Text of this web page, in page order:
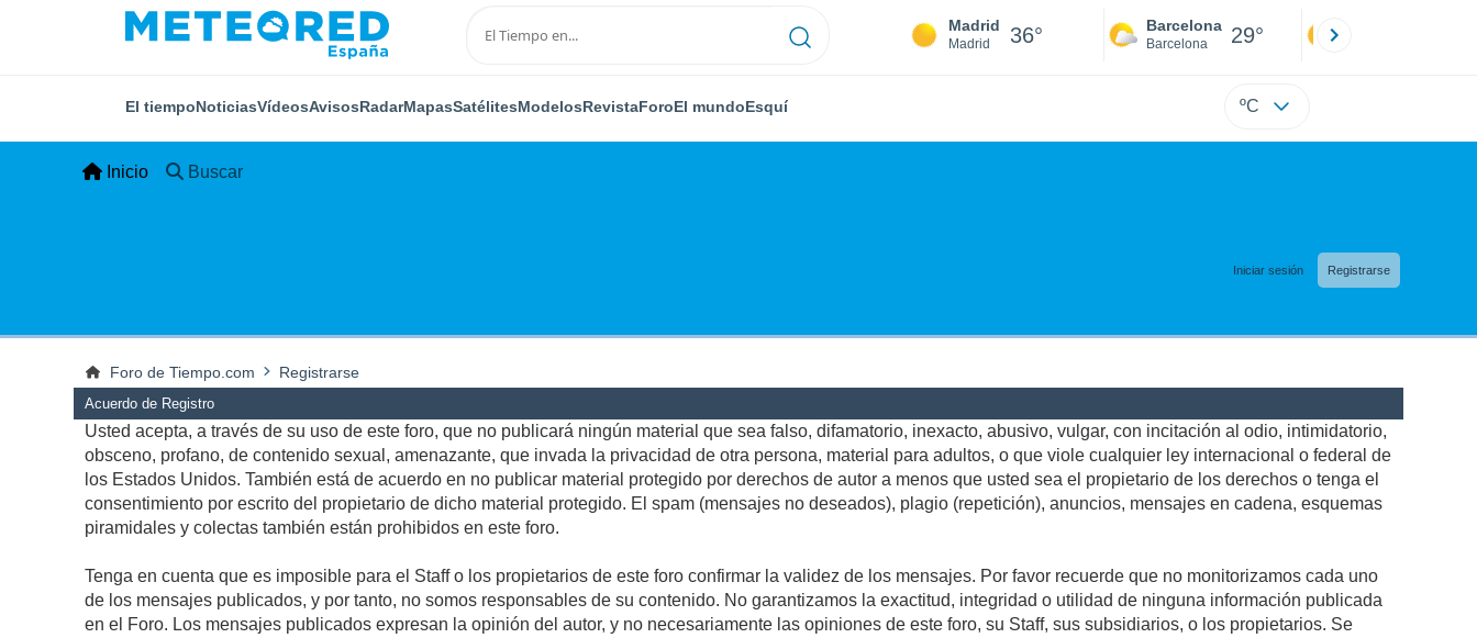
Madrid
Madrid 36° Barcelona
Barcelona 29°
El tiempoNoticiasVídeosAvisosRadarMapasSatélitesModelosRevistaForoEl mundoEsquí ºC
Inicio Buscar
Iniciar sesión Registrarse
Foro de Tiempo.com Registrarse
Acuerdo de Registro
Usted acepta, a través de su uso de este foro, que no publicará ningún material que sea falso, difamatorio, inexacto, abusivo, vulgar, con incitación al odio, intimidatorio,
obsceno, profano, de contenido sexual, amenazante, que invada la privacidad de otra persona, material para adultos, o que viole cualquier ley internacional o federal de
los Estados Unidos. También está de acuerdo en no publicar material protegido por derechos de autor a menos que usted sea el propietario de los derechos o tenga el
consentimiento por escrito del propietario de dicho material protegido. El spam (mensajes no deseados), plagio (repetición), anuncios, mensajes en cadena, esquemas
piramidales y colectas también están prohibidos en este foro.
Tenga en cuenta que es imposible para el Staff o los propietarios de este foro confirmar la validez de los mensajes. Por favor recuerde que no monitorizamos cada uno
de los mensajes publicados, y por tanto, no somos responsables de su contenido. No garantizamos la exactitud, integridad o utilidad de ninguna información publicada
en el Foro. Los mensajes publicados expresan la opinión del autor, y no necesariamente las opiniones de este foro, su Staff, sus subsidiarios, o los propietarios. Se